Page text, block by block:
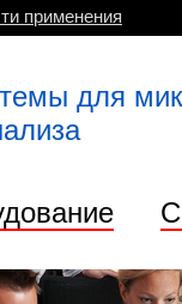
применения
для